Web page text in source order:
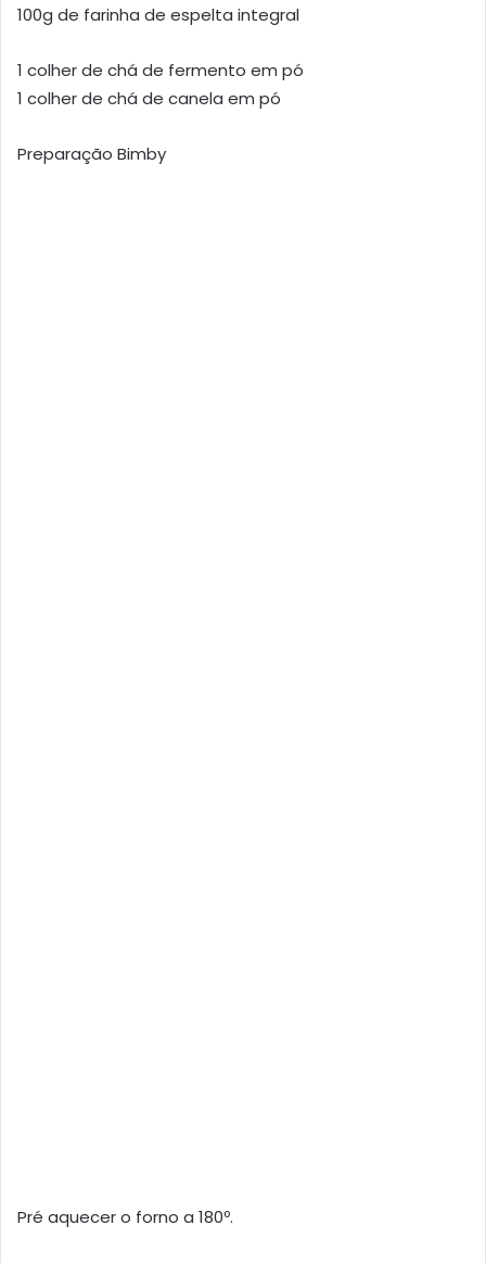
100g de farinha de espelta integral
1 colher de chá de fermento em pó
1 colher de chá de canela em pó
Preparação Bimby
Pré aquecer o forno a 180º.